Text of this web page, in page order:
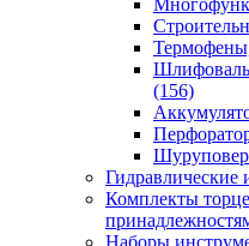
(156)
Гидравлические
Комплекты
Наборы